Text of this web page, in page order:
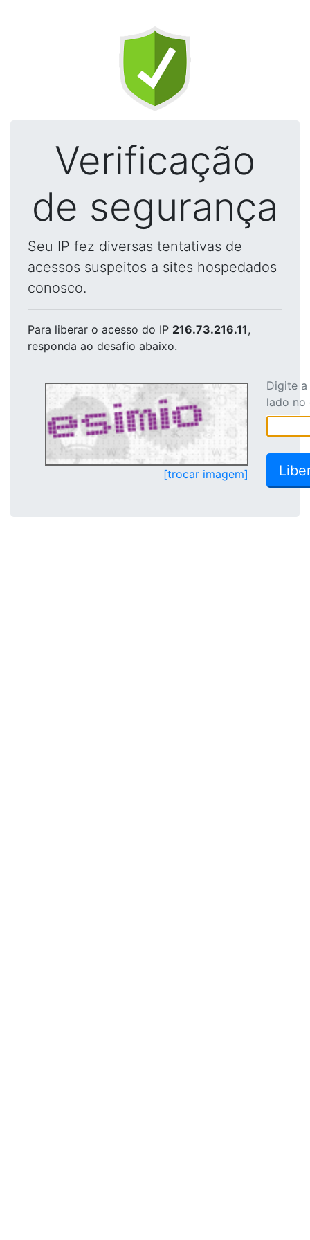
Verificação
de segurança
Seu IP fez diversas tentativas de
acessos suspeitos a sites hospedados
conosco.
Para liberar o acesso do IP 216.73.216.11,
responda ao desafio abaixo.
[trocar imagem]
Digite
lado no